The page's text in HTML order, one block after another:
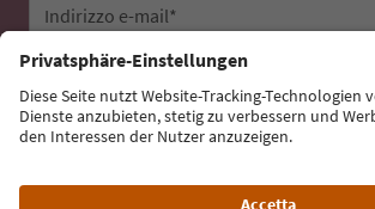
Indirizzo e-mail*
Iscriviti alla newsletter